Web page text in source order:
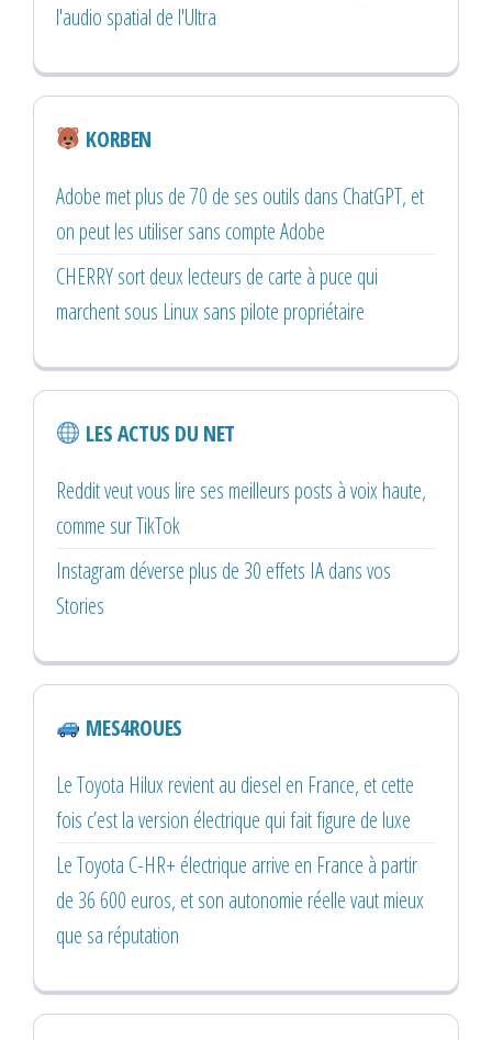
l'audio spatial de l'Ultra
KORBEN
Adobe met plus de 70 de ses outils dans ChatGPT, et
on peut les utiliser sans compte Adobe
CHERRY sort deux lecteurs de carte à puce qui
marchent sous Linux sans pilote propriétaire
LES ACTUS DU NET
Reddit veut vous lire ses meilleurs posts à voix haute,
comme sur TikTok
Instagram déverse plus de 30 effets IA dans vos
Stories
MES4ROUES
Le Toyota Hilux revient au diesel en France, et cette
fois c’est la version électrique qui fait figure de luxe
Le Toyota C-HR+ électrique arrive en France à partir
de 36 600 euros, et son autonomie réelle vaut mieux
que sa réputation